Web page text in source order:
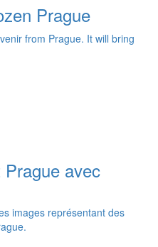
Prague
from Prague. It will bring
avec
images représentant des